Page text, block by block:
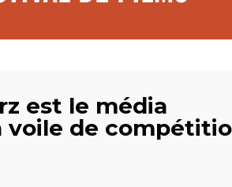
est le média
voile de